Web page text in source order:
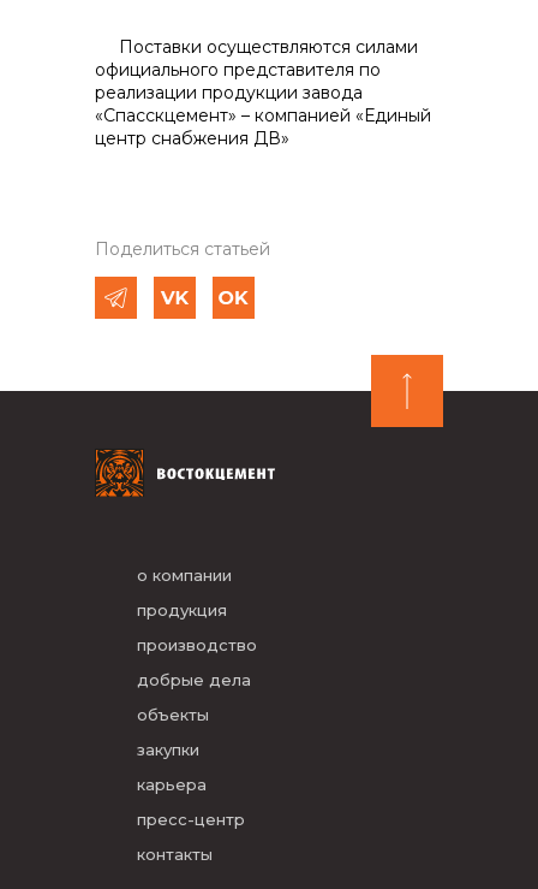
Поставки осуществляются силами
официального представителя по
реализации продукции завода
«Спасскцемент» – компанией «Единый
центр снабжения ДВ»
Поделиться статьей
о компании
продукция
производство
добрые дела
объекты
закупки
карьера
пресс-центр
контакты